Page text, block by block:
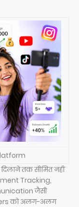
तक सीमित नहीं
Tracking,
जैसी
को अलग-अलग